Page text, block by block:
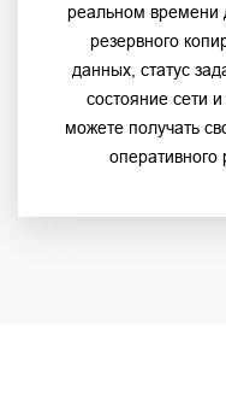
реальном времени
резервного
данных, статус
состояние сети
можете получать